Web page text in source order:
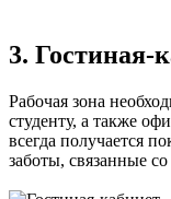
3. Гостиная-
Рабочая зона
студенту, а также
всегда получается
заботы, связанные